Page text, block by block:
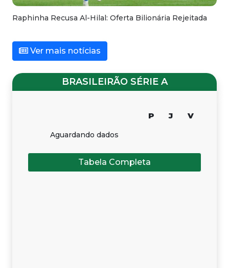
Raphinha Recusa Al-Hilal: Oferta Bilionária Rejeitada
Ver mais notícias
BRASILEIRÃO SÉRIE A
P J V
Aguardando dados
Tabela Completa